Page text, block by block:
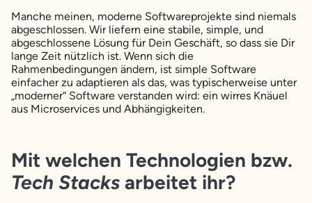
Manche meinen, moderne Softwareprojekte sind niemals
abgeschlossen. Wir liefern eine stabile, simple, und
abgeschlossene Lösung für Dein Geschäft, so dass sie Dir
lange Zeit nützlich ist. Wenn sich die
Rahmenbedingungen ändern, ist simple Software
einfacher zu adaptieren als das, was typischerweise unter
„moderner“ Software verstanden wird: ein wirres Knäuel
aus Microservices und Abhängigkeiten.
Mit welchen Technologien bzw.
Tech Stacks arbeitet ihr?